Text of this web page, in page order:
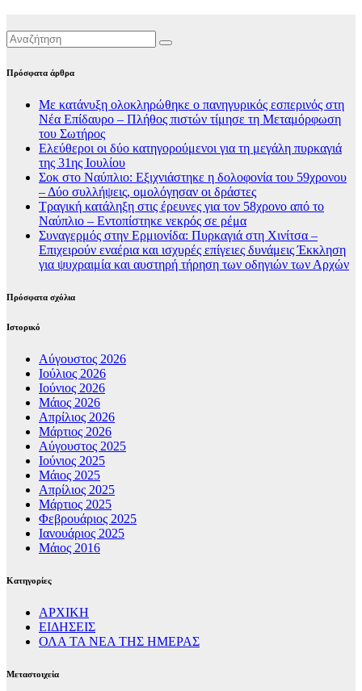
Πρόσφατα άρθρα
Με κατάνυξη ολοκληρώθηκε ο πανηγυρικός εσπερινός στη
Νέα Επίδαυρο – Πλήθος πιστών τίμησε τη Μεταμόρφωση
του Σωτήρος
Ελεύθεροι οι δύο κατηγορούμενοι για τη μεγάλη πυρκαγιά
της 31ης Ιουλίου
Σοκ στο Ναύπλιο: Εξιχνιάστηκε η δολοφονία του 59χρονου
– Δύο συλλήψεις, ομολόγησαν οι δράστες
Τραγική κατάληξη στις έρευνες για τον 58χρονο από το
Ναύπλιο – Εντοπίστηκε νεκρός σε ρέμα
Συναγερμός στην Ερμιονίδα: Πυρκαγιά στη Χινίτσα –
Επιχειρούν εναέρια και ισχυρές επίγειες δυνάμεις Έκκληση
για ψυχραιμία και αυστηρή τήρηση των οδηγιών των Αρχών
Πρόσφατα σχόλια
Ιστορικό
Αύγουστος 2026
Ιούλιος 2026
Ιούνιος 2026
Μάιος 2026
Απρίλιος 2026
Μάρτιος 2026
Αύγουστος 2025
Ιούνιος 2025
Μάιος 2025
Απρίλιος 2025
Μάρτιος 2025
Φεβρουάριος 2025
Ιανουάριος 2025
Μάιος 2016
Kατηγορίες
ΑΡΧΙΚΗ
ΕΙΔΗΣΕΙΣ
ΟΛΑ ΤΑ ΝΕΑ ΤΗΣ ΗΜΕΡΑΣ
Μεταστοιχεία